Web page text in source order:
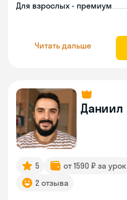
Для взрослых - премиум
Читать дальше
Даниил
5 от 1590 ₽ за урок
2 отзыва